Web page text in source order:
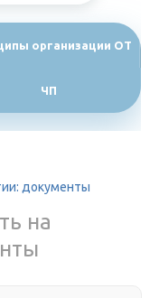
организации ОТ
ЧП
документы
на